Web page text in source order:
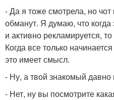
- Да я тоже смотрела, но чот
обманут. Я думаю, что
и активно рекламируется,
Когда все только
это имеет смысл.
- Ну, а твой знакомый
- Нет, ну вы посмотрите